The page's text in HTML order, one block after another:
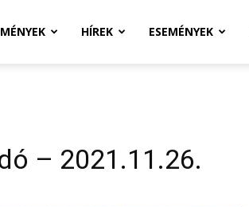
HÍREK ESEMÉNYEK
– 2021.11.26.